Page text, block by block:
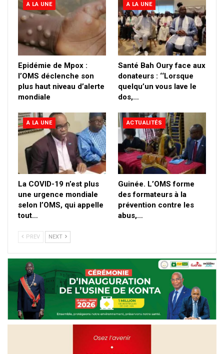
A LA UNE
Epidémie de Mpox :
l’OMS déclenche son
plus haut niveau d’alerte
mondiale
A LA UNE
Santé Bah Oury face aux
donateurs : ‘‘Lorsque
quelqu’un vous lave le
dos,…
A LA UNE
La COVID-19 n’est plus
une urgence mondiale
selon l’OMS, qui appelle
tout…
ACTUALITÉS
Guinée. L’OMS forme
des formateurs à la
prévention contre les
abus,…
PREV NEXT